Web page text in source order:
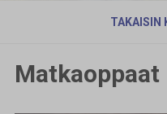
TAKAISIN
Matkaoppaat